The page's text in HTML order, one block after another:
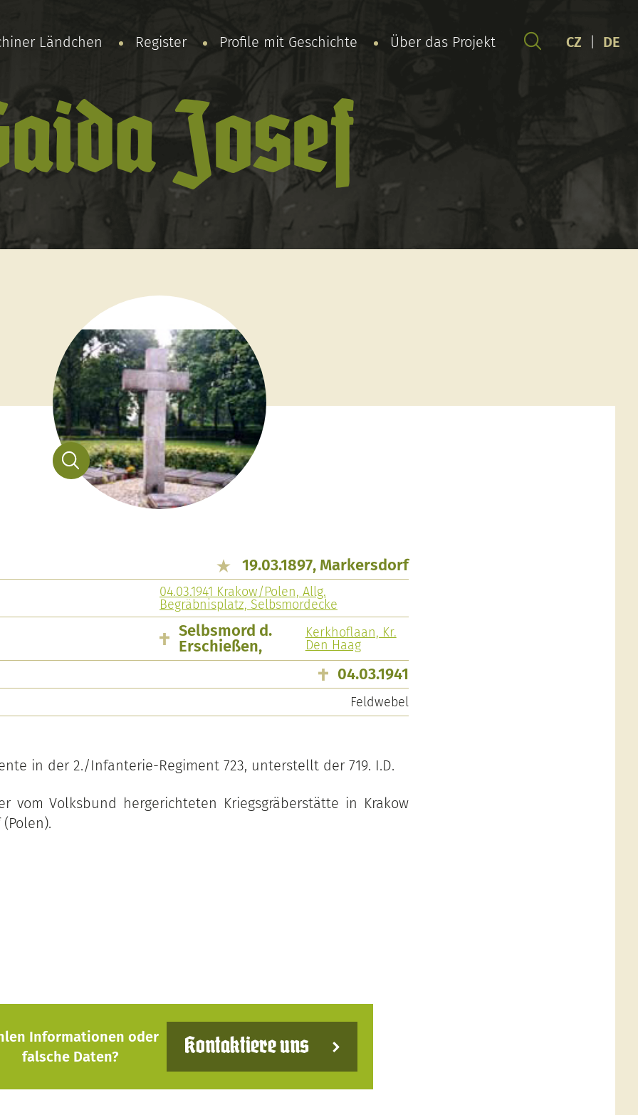
Ländchen Register Profile mit Geschichte Über das Projekt CZ DE
Josef
19.03.1897, Markersdorf
04.03.1941 Krakow/Polen, Allg.
Begräbnisplatz, Selbsmordecke
Selbsmord d.
Erschießen,
Kerkhoflaan, Kr.
Den Haag
04.03.1941
Feldwebel
in der 2./Infanterie-Regiment 723, unterstellt der 719. I.D.
vom Volksbund hergerichteten Kriegsgräberstätte in Krakow
Informationen oder
falsche Daten?
Kontaktiere uns